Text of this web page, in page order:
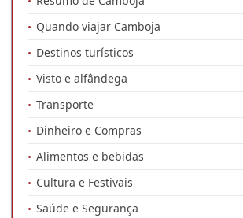
Quando viajar Camboja
Destinos turísticos
Visto e alfândega
Transporte
Dinheiro e Compras
Alimentos e bebidas
Cultura e Festivais
Saúde e Segurança